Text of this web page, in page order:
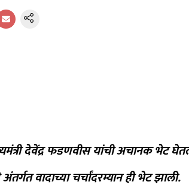
देवेंद्र फडणवीस यांची अचानक भेट
अंतर्गत वादाच्या चर्चांदरम्यान ही भेट झाली.